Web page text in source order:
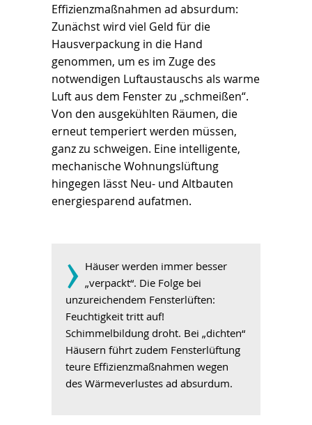
Effizienzmaßnahmen ad absurdum:
Zunächst wird viel Geld für die
Hausverpackung in die Hand
genommen, um es im Zuge des
notwendigen Luftaustauschs als warme
Luft aus dem Fenster zu „schmeißen“.
Von den ausgekühlten Räumen, die
erneut temperiert werden müssen,
ganz zu schweigen. Eine intelligente,
mechanische Wohnungslüftung
hingegen lässt Neu- und Altbauten
energiesparend aufatmen.
­› Häuser werden immer besser
„verpackt“. Die Folge bei
unzureichendem Fensterlüften:
Feuchtigkeit tritt auf!
Schimmelbildung droht. Bei „dichten“
Häusern führt zudem Fensterlüftung
teure Effizienzmaßnahmen wegen
des Wärmeverlustes ad absurdum.